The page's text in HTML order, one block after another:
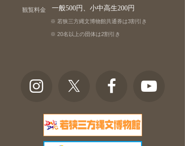
観覧料金 一般500円、小中高生200円
若狭三方縄文博物館共通券は3割引き
20名以上の団体は2割引き